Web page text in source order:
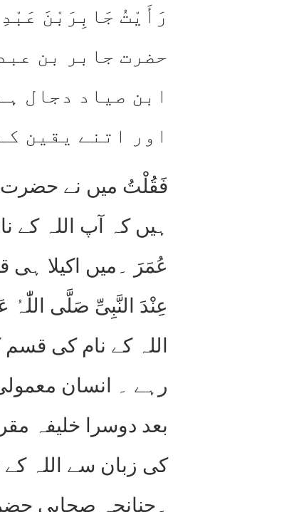
رَأَیْتُ جَابِرَبْنَ
حضرت جابر بن
ابن صیاد دجال
اور اتنے یقین
فَقُلْتُ میں نے حضرت
ہیں کہ آپ اللہ کے
اللہ کے نام کی
رہے ۔ انسان
بعد دوسرا خلیفہ
کی زبان سے اللہ
۔چنانچہ صحابی